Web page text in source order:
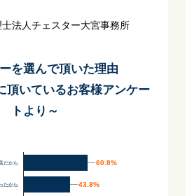
士法人チェスター大宮事務所
を選んで頂いた理由
頂いているお客様アンケー
トより～
だから
たから
60.8%
60.8%
43.8%
43.8%